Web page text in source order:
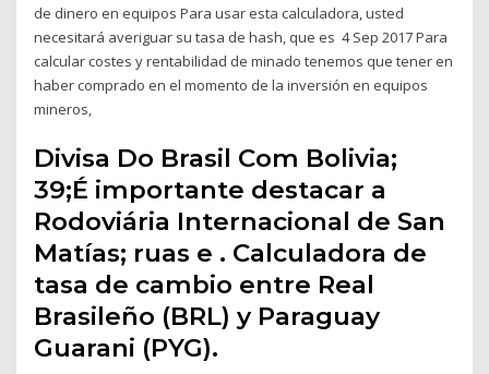
de dinero en equipos Para usar esta calculadora, usted
necesitará averiguar su tasa de hash, que es 4 Sep 2017 Para
calcular costes y rentabilidad de minado tenemos que tener en
haber comprado en el momento de la inversión en equipos
mineros,
Divisa Do Brasil Com Bolivia;
39;É importante destacar a
Rodoviária Internacional de San
Matías; ruas e . Calculadora de
tasa de cambio entre Real
Brasileño (BRL) y Paraguay
Guarani (PYG).